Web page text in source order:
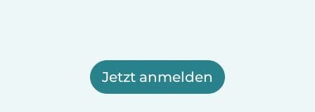
Jetzt anmelden